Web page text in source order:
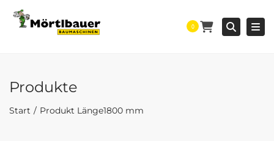
0
Produkte
Start Produkt Länge1800 mm